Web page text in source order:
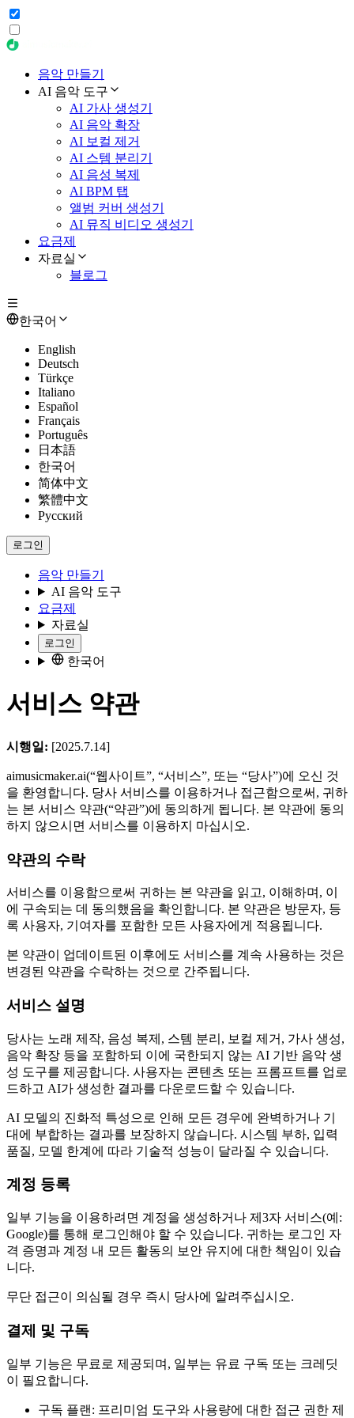
음악 만들기
AI 음악 도구
AI 가사 생성기
AI 음악 확장
AI 보컬 제거
AI 스템 분리기
AI 음성 복제
AI BPM 탭
앨범 커버 생성기
AI 뮤직 비디오 생성기
요금제
자료실
블로그
한국어
English
Deutsch
Türkçe
Italiano
Español
Français
Português
日本語
한국어
简体中文
繁體中文
Русский
로그인
음악 만들기
AI 음악 도구
요금제
자료실
로그인
한국어
서비스 약관
시행일: [2025.7.14]
aimusicmaker.ai(“웹사이트”, “서비스”, 또는 “당사”)에 오신 것
을 환영합니다. 당사 서비스를 이용하거나 접근함으로써, 귀하
는 본 서비스 약관(“약관”)에 동의하게 됩니다. 본 약관에 동의
하지 않으시면 서비스를 이용하지 마십시오.
약관의 수락
서비스를 이용함으로써 귀하는 본 약관을 읽고, 이해하며, 이
에 구속되는 데 동의했음을 확인합니다. 본 약관은 방문자, 등
록 사용자, 기여자를 포함한 모든 사용자에게 적용됩니다.
본 약관이 업데이트된 이후에도 서비스를 계속 사용하는 것은
변경된 약관을 수락하는 것으로 간주됩니다.
서비스 설명
당사는 노래 제작, 음성 복제, 스템 분리, 보컬 제거, 가사 생성,
음악 확장 등을 포함하되 이에 국한되지 않는 AI 기반 음악 생
성 도구를 제공합니다. 사용자는 콘텐츠 또는 프롬프트를 업로
드하고 AI가 생성한 결과를 다운로드할 수 있습니다.
AI 모델의 진화적 특성으로 인해 모든 경우에 완벽하거나 기
대에 부합하는 결과를 보장하지 않습니다. 시스템 부하, 입력
품질, 모델 한계에 따라 기술적 성능이 달라질 수 있습니다.
계정 등록
일부 기능을 이용하려면 계정을 생성하거나 제3자 서비스(예:
Google)를 통해 로그인해야 할 수 있습니다. 귀하는 로그인 자
격 증명과 계정 내 모든 활동의 보안 유지에 대한 책임이 있습
니다.
무단 접근이 의심될 경우 즉시 당사에 알려주십시오.
결제 및 구독
일부 기능은 무료로 제공되며, 일부는 유료 구독 또는 크레딧
이 필요합니다.
구독 플랜: 프리미엄 도구와 사용량에 대한 접근 권한 제